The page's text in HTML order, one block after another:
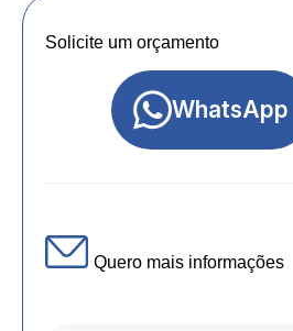
Solicite um orçamento
WhatsApp
Quero mais informações